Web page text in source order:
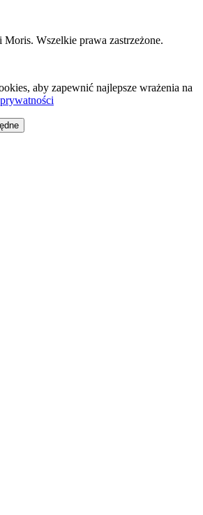
Moris. Wszelkie prawa zastrzeżone.
aby zapewnić najlepsze wrażenia na